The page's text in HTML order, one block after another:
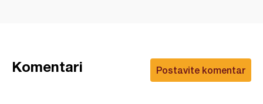
Postavite komentar
Komentari